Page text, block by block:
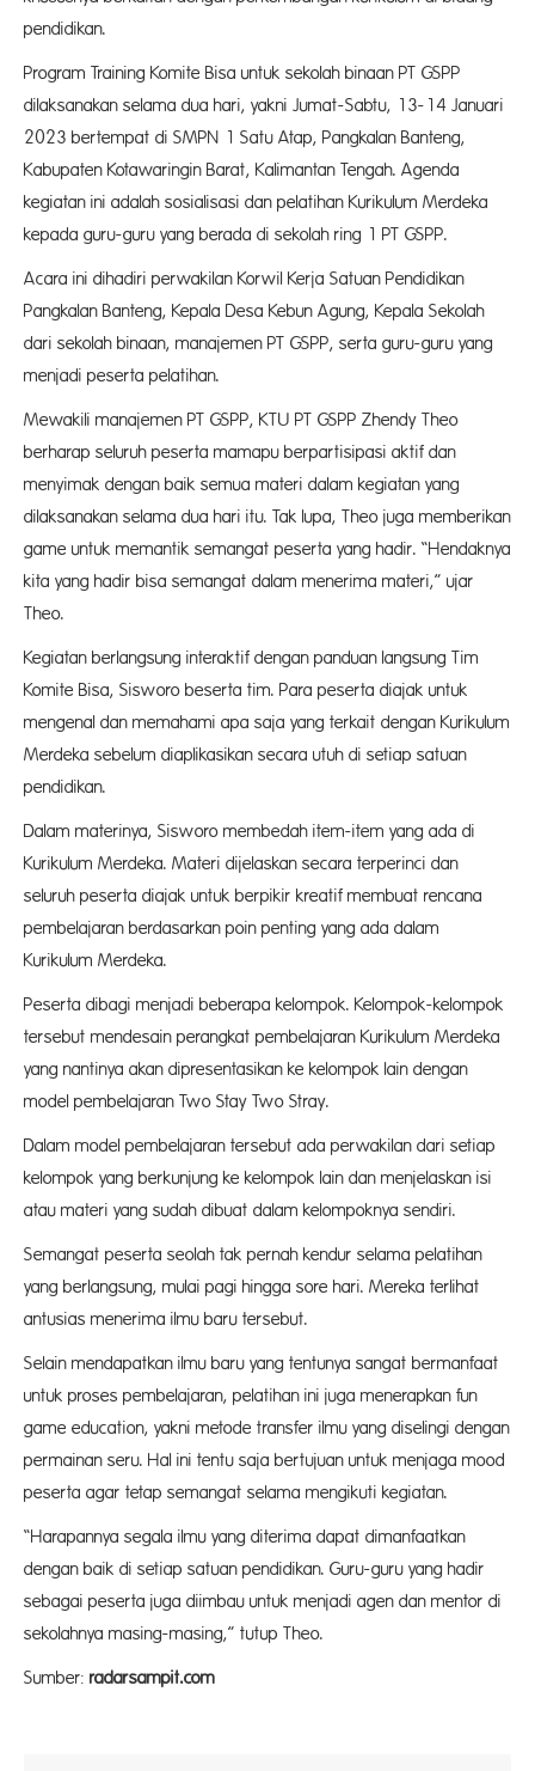
pendidikan.
Program Training Komite Bisa untuk sekolah binaan PT GSPP
dilaksanakan selama dua hari, yakni Jumat-Sabtu, 13-14 Januari
2023 bertempat di SMPN 1 Satu Atap, Pangkalan Banteng,
Kabupaten Kotawaringin Barat, Kalimantan Tengah. Agenda
kegiatan ini adalah sosialisasi dan pelatihan Kurikulum Merdeka
kepada guru-guru yang berada di sekolah ring 1 PT GSPP.
Acara ini dihadiri perwakilan Korwil Kerja Satuan Pendidikan
Pangkalan Banteng, Kepala Desa Kebun Agung, Kepala Sekolah
dari sekolah binaan, manajemen PT GSPP, serta guru-guru yang
menjadi peserta pelatihan.
Mewakili manajemen PT GSPP, KTU PT GSPP Zhendy Theo
berharap seluruh peserta mamapu berpartisipasi aktif dan
menyimak dengan baik semua materi dalam kegiatan yang
dilaksanakan selama dua hari itu. Tak lupa, Theo juga memberikan
game untuk memantik semangat peserta yang hadir. “Hendaknya
kita yang hadir bisa semangat dalam menerima materi,” ujar
Theo.
Kegiatan berlangsung interaktif dengan panduan langsung Tim
Komite Bisa, Sisworo beserta tim. Para peserta diajak untuk
mengenal dan memahami apa saja yang terkait dengan Kurikulum
Merdeka sebelum diaplikasikan secara utuh di setiap satuan
pendidikan.
Dalam materinya, Sisworo membedah item-item yang ada di
Kurikulum Merdeka. Materi dijelaskan secara terperinci dan
seluruh peserta diajak untuk berpikir kreatif membuat rencana
pembelajaran berdasarkan poin penting yang ada dalam
Kurikulum Merdeka.
Peserta dibagi menjadi beberapa kelompok. Kelompok-kelompok
tersebut mendesain perangkat pembelajaran Kurikulum Merdeka
yang nantinya akan dipresentasikan ke kelompok lain dengan
model pembelajaran Two Stay Two Stray.
Dalam model pembelajaran tersebut ada perwakilan dari setiap
kelompok yang berkunjung ke kelompok lain dan menjelaskan isi
atau materi yang sudah dibuat dalam kelompoknya sendiri.
Semangat peserta seolah tak pernah kendur selama pelatihan
yang berlangsung, mulai pagi hingga sore hari. Mereka terlihat
antusias menerima ilmu baru tersebut.
Selain mendapatkan ilmu baru yang tentunya sangat bermanfaat
untuk proses pembelajaran, pelatihan ini juga menerapkan fun
game education, yakni metode transfer ilmu yang diselingi dengan
permainan seru. Hal ini tentu saja bertujuan untuk menjaga mood
peserta agar tetap semangat selama mengikuti kegiatan.
“Harapannya segala ilmu yang diterima dapat dimanfaatkan
dengan baik di setiap satuan pendidikan. Guru-guru yang hadir
sebagai peserta juga diimbau untuk menjadi agen dan mentor di
sekolahnya masing-masing,” tutup Theo.
Sumber: radarsampit.com